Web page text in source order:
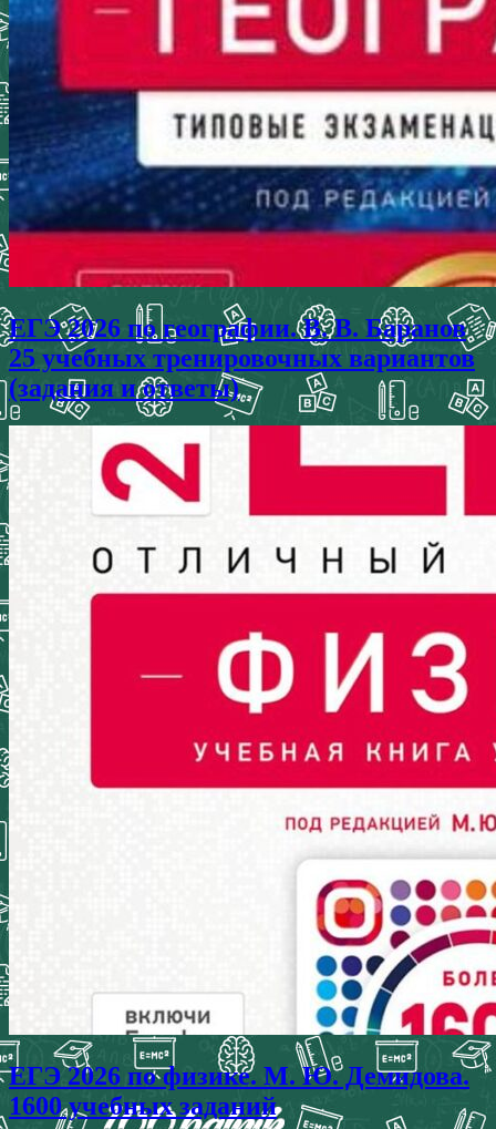
ЕГЭ 2026 по географии. В. В. Баранов
25 учебных тренировочных вариантов
(задания и ответы)
ЕГЭ 2026 по физике. М. Ю. Демидова.
1600 учебных заданий